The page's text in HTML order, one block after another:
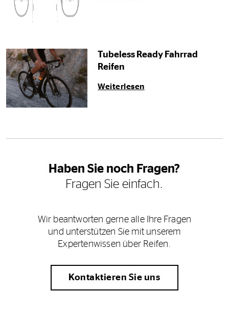
Tubeless Ready Fahrrad
Reifen
Weiterlesen
Haben Sie noch Fragen?
Fragen Sie einfach.
Wir beantworten gerne alle Ihre Fragen
und unterstützen Sie mit unserem
Expertenwissen über Reifen.
Kontaktieren Sie uns